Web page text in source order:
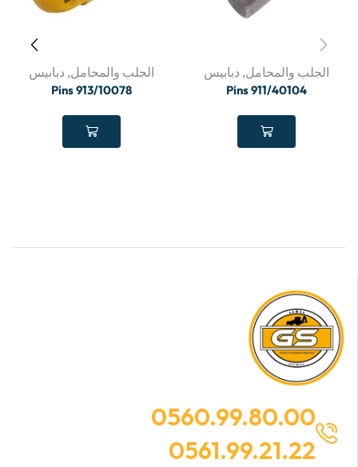
الجلب والمحامل, دبابيس
Pins 911/40104
الجلب والمحامل, دبابيس
Pins 913/10078
0560.99.80.00
0561.99.21.22